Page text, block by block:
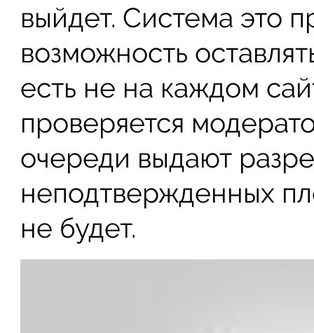
выйдет. Система это
возможность
есть не на каждом
проверяется
очереди выдают
неподтвержденных
не будет.